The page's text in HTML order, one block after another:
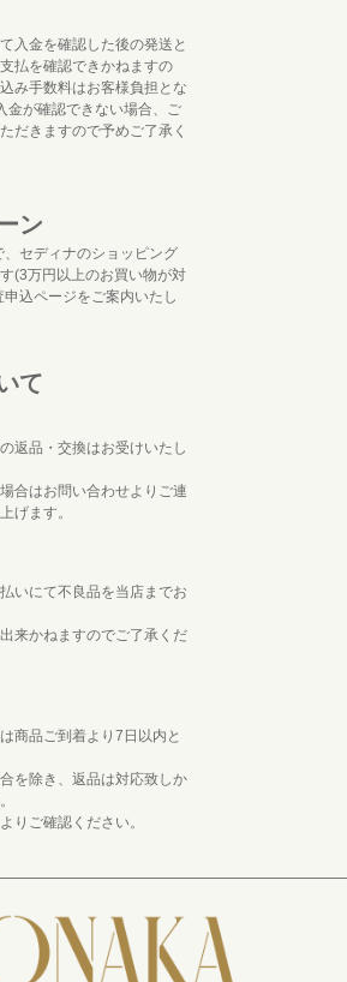
入金を確認した後の発送と
払を確認できかねますの
み手数料はお客様負担とな
金が確認できない場合、ご
だきますので予めご了承く
ン
セディナのショッピング
(3万円以上のお買い物が対
込ページをご案内いたし
て
返品・交換はお受けいたし
合はお問い合わせよりご連
げます。
いにて不良品を当店までお
来かねますのでご了承くだ
商品ご到着より7日以内と
を除き、返品は対応致しか
りご確認ください。